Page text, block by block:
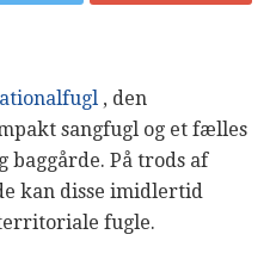
, den
sangfugl og et fælles
baggårde. På trods af
kan disse imidlertid
fugle.